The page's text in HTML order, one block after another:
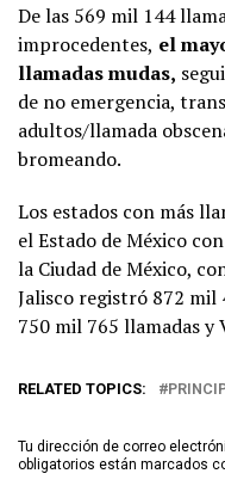
De las 569 mil 144
improcedentes, el
llamadas mudas,
de no emergencia,
adultos/llamada
bromeando.
Los estados con más
el Estado de México
la Ciudad de México,
Jalisco registró 872 mil
750 mil 765 llamadas y
RELATED TOPICS:
Tu dirección de correo
obligatorios están marcados